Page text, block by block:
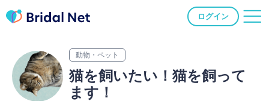
ログイン
動物・ペット
猫を飼いたい！猫を飼って
ます！